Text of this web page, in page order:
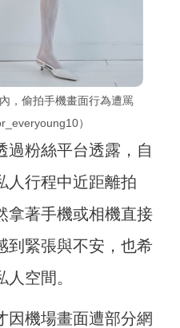
，偷拍手機畫面行為遭罵
）
過粉絲平台透露，自
人行程中近距離拍
拿著手機或相機直接
到緊張與不安，也希
空間。
因機場畫面遭部分網